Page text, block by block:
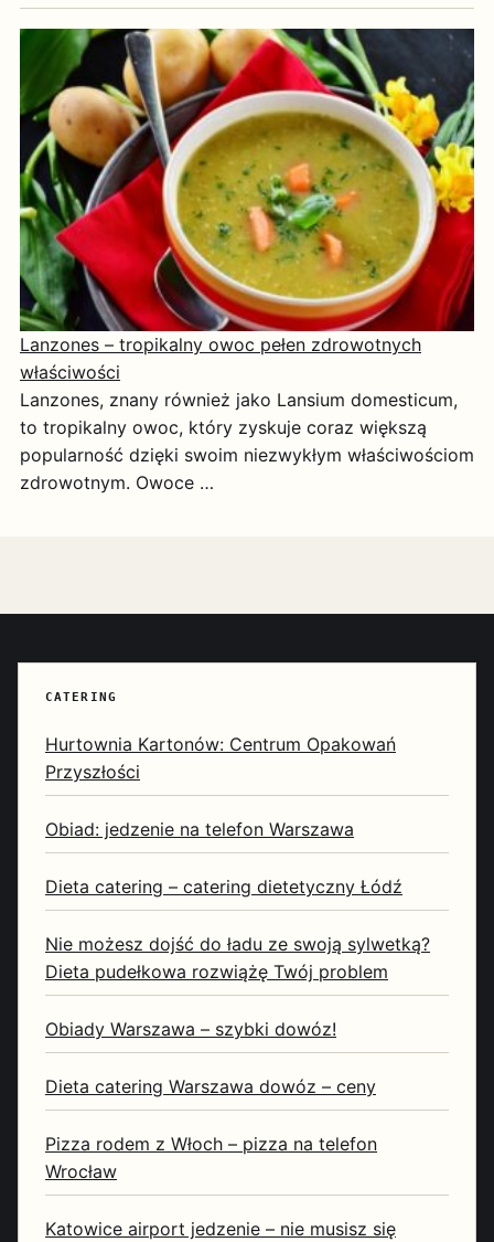
Lanzones – tropikalny owoc pełen zdrowotnych
właściwości
Lanzones, znany również jako Lansium domesticum,
to tropikalny owoc, który zyskuje coraz większą
popularność dzięki swoim niezwykłym właściwościom
zdrowotnym. Owoce …
CATERING
Hurtownia Kartonów: Centrum Opakowań
Przyszłości
Obiad: jedzenie na telefon Warszawa
Dieta catering – catering dietetyczny Łódź
Nie możesz dojść do ładu ze swoją sylwetką?
Dieta pudełkowa rozwiążę Twój problem
Obiady Warszawa – szybki dowóz!
Dieta catering Warszawa dowóz – ceny
Pizza rodem z Włoch – pizza na telefon
Wrocław
Katowice airport jedzenie – nie musisz się